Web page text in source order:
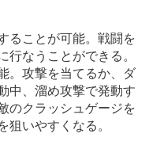
ることが可能。戦闘を
なうことができる。
。攻撃を当てるか、ダ
中、溜め攻撃で発動す
のクラッシュゲージを
いやすくなる。